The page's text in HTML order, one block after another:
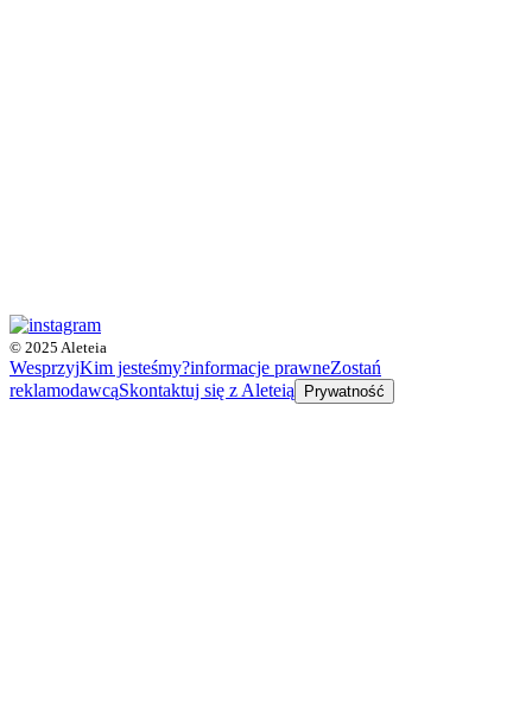
© 2025 Aleteia
WesprzyjKim jesteśmy?informacje prawneZostań
reklamodawcąSkontaktuj się z Aleteią Prywatność